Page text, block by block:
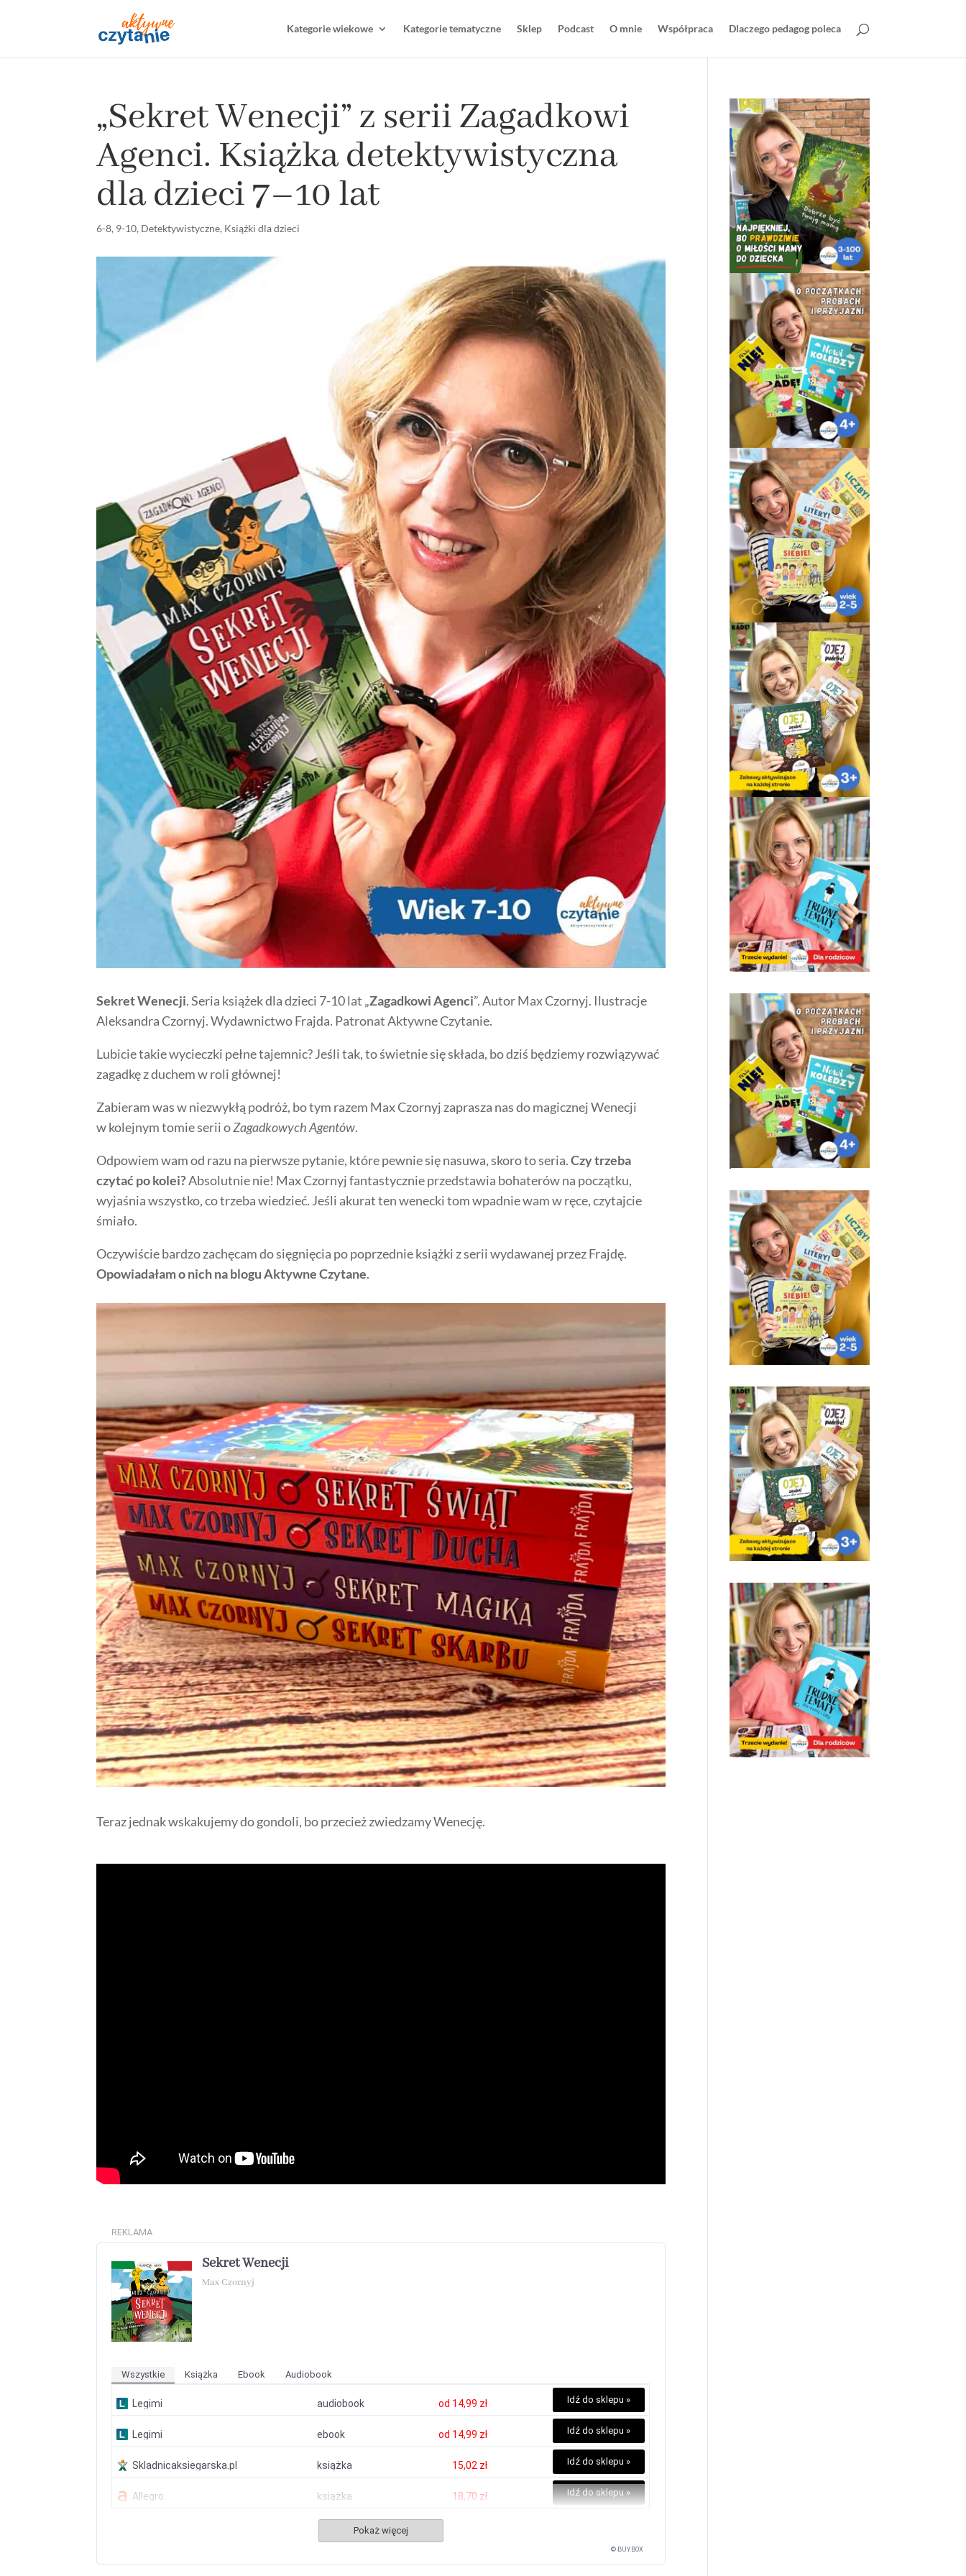
Kategorie wiekowe Kategorie tematyczne Sklep Podcast O mnie Współpraca Dlaczego pedagog poleca
„Sekret Wenecji” z serii Zagadkowi
Agenci. Książka detektywistyczna
dla dzieci 7–10 lat
6-8, 9-10, Detektywistyczne, Książki dla dzieci
Sekret Wenecji. Seria książek dla dzieci 7-10 lat „Zagadkowi Agenci”. Autor Max Czornyj. Ilustracje
Aleksandra Czornyj. Wydawnictwo Frajda. Patronat Aktywne Czytanie.
Lubicie takie wycieczki pełne tajemnic? Jeśli tak, to świetnie się składa, bo dziś będziemy rozwiązywać
zagadkę z duchem w roli głównej!
Zabieram was w niezwykłą podróż, bo tym razem Max Czornyj zaprasza nas do magicznej Wenecji
w kolejnym tomie serii oZagadkowych Agentów.
Odpowiem wam od razu na pierwsze pytanie, które pewnie się nasuwa, skoro to seria.Czy trzeba
czytać po kolei?Absolutnie nie! Max Czornyj fantastycznie przedstawia bohaterów na początku,
wyjaśnia wszystko, co trzeba wiedzieć. Jeśli akurat ten wenecki tom wpadnie wam w ręce, czytajcie
śmiało.
Oczywiście bardzo zachęcam do sięgnięcia po poprzednie książki z serii wydawanej przez Frajdę.
Opowiadałam o nich na blogu Aktywne Czytane.
Teraz jednak wskakujemy do gondoli, bo przecież zwiedzamy Wenecję.
REKLAMA
Sekret Wenecji
Max Czornyj
Wszystkie Książka Ebook Audiobook
Legimi audiobook od 14,99 zł Idź do sklepu »
Legimi ebook od 14,99 zł Idź do sklepu »
Skladnicaksiegarska.pl książka 15,02 zł Idź do sklepu »
Allegro książka 18,70 zł Idź do sklepu »
Pokaż więcej
© BUY.BOX